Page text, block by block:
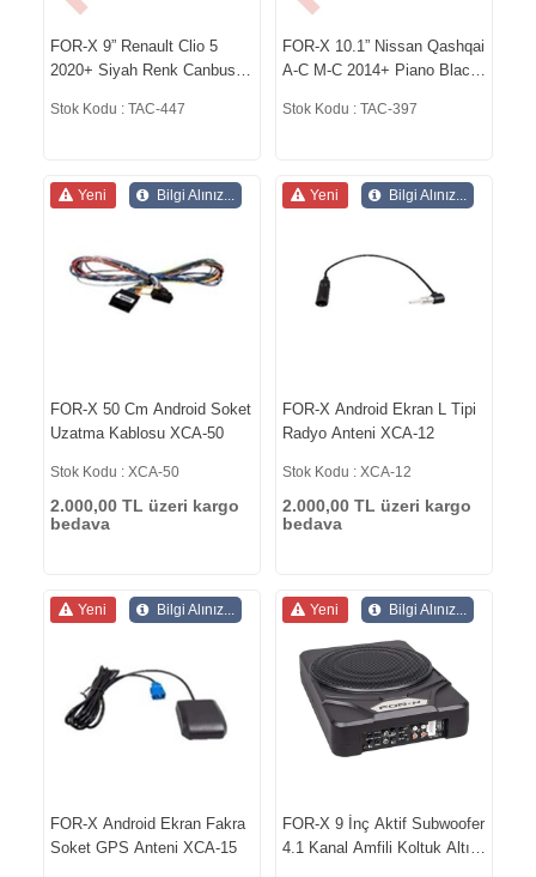
FOR-X 9” Renault Clio 5
2020+ Siyah Renk Canbus
Stok Kodu : TAC-447
FOR-X 10.1” Nissan Qashqai
A-C M-C 2014+ Piano Black
Var TAC-397
Stok Kodu : TAC-397
Yeni Bilgi Alınız...
FOR-X 50 Cm Android Soket
Uzatma Kablosu XCA-50
Stok Kodu : XCA-50
2.000,00 TL üzeri kargo
bedava
Yeni Bilgi Alınız...
FOR-X Android Ekran L Tipi
Radyo Anteni XCA-12
Stok Kodu : XCA-12
2.000,00 TL üzeri kargo
bedava
Yeni Bilgi Alınız...
FOR-X Android Ekran Fakra
Soket GPS Anteni XCA-15
Yeni Bilgi Alınız...
FOR-X 9 İnç Aktif Subwoofer
4.1 Kanal Amfili Koltuk Altı